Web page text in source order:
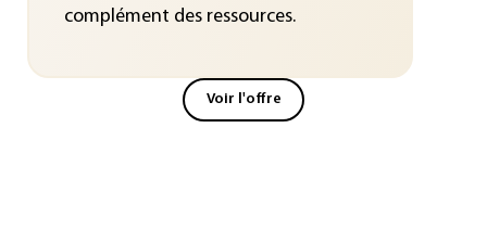
complément des ressources.
Voir l'offre